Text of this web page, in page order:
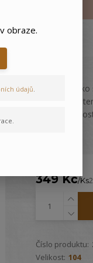
Bavlněné
349 Kč/Ks
Číslo produktu:
Velikost: 104
obraze.
údajů.